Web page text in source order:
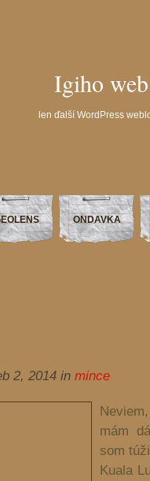
Igiho web
len ďalší WordPress
ONDAVKA
2, 2014 in mince
mám
som
Kuala